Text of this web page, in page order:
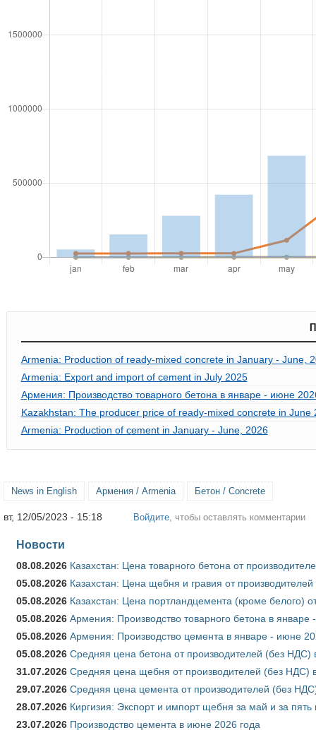
Armenia: Production of ready-mixed concrete in January - June,
Armenia: Export and import of cement in July 2025
Армения: Производство товарного бетона в январе - июне
Kazakhstan: The producer price of ready-mixed concrete in June
Armenia: Production of cement in January - June, 2026
News in English Армения / Armenia Бетон / Concrete
вт, 12/05/2023 - 15:18 Войдите , чтобы оставлять комментарии
Новости
08.08.2026 Казахстан: Цена товарного бетона от
05.08.2026 Казахстан: Цена щебня и гравия от
05.08.2026 Казахстан: Цена портландцемента (кроме белого)
05.08.2026 Армения: Производство товарного бетона в январе
05.08.2026 Армения: Производство цемента в январе - июне
05.08.2026 Средняя цена бетона от производителей (без НДС)
31.07.2026 Средняя цена щебня от производителей (без НДС)
29.07.2026 Средняя цена цемента от производителей (без
28.07.2026 Киргизия: Экспорт и импорт щебня за май и за
23.07.2026 Производство цемента в июне 2026 года